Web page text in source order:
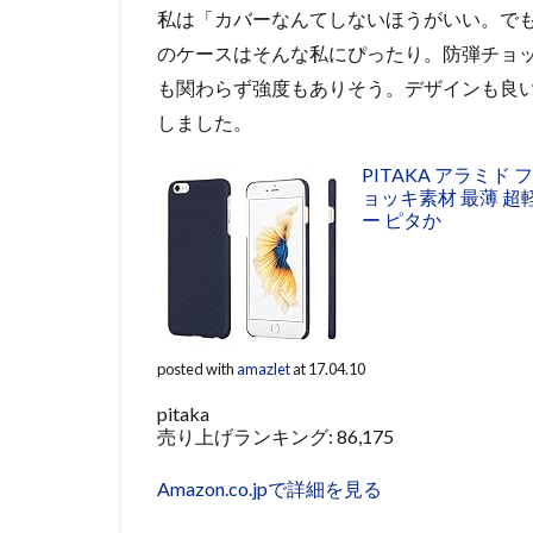
私は「カバーなんてしないほうがいい。で
のケースはそんな私にぴったり。防弾チョ
も関わらず強度もありそう。デザインも
しました。
PITAKA アラミド
ョッキ素材 最薄 超
ー ピタか
posted withamazletat 17.04.10
pitaka
売り上げランキング: 86,175
Amazon.co.jpで詳細を見る